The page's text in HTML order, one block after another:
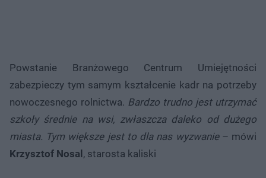
Powstanie Branżowego Centrum Umiejętności
zabezpieczy tym samym kształcenie kadr na potrzeby
nowoczesnego rolnictwa. Bardzo trudno jest utrzymać
szkoły średnie na wsi, zwłaszcza daleko od dużego
miasta. Tym większe jest to dla nas wyzwanie– mówi
Krzysztof Nosal, starosta kaliski